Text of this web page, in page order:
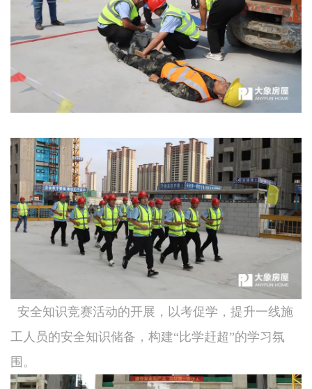
安全知识竞赛活动的开展，以考促学，提升一线施
工人员的安全知识储备，构建“比学赶超”的学习氛
围。